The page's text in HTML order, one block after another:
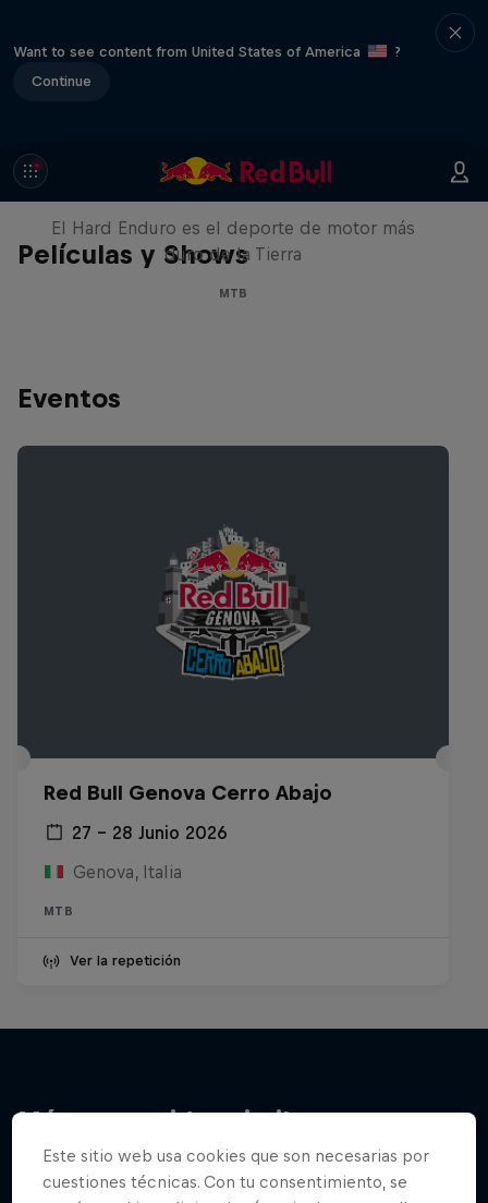
Want to see content from United States of America
?
Continue
Películas y Shows
Hard Enduro 2025: ¿La
temporada más difícil?
El Hard Enduro es el deporte de motor más
duro de la Tierra
MTB
Eventos
Red Bull Genova Cerro Abajo
27 – 28 Junio 2026
Genova, Italia
MTB
Ver la repetición
Más contenidos similares
Este sitio web usa cookies que son necesarias por
cuestiones técnicas. Con tu consentimiento, se